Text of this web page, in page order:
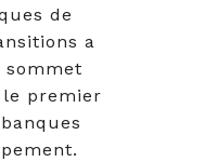
de
a
le premier